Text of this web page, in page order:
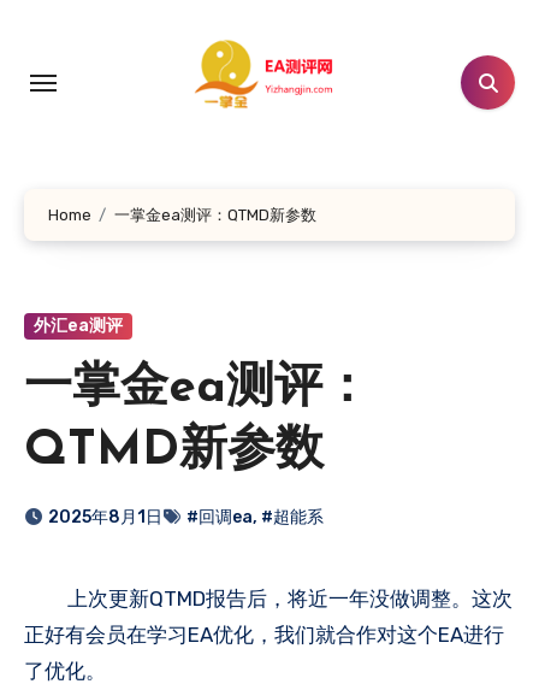
Home 一掌金ea测评：QTMD新参数
外汇ea测评
一掌金ea测评：
QTMD新参数
2025年8月1日 #回调ea, #超能系
上次更新QTMD报告后，将近一年没做调整。这次
正好有会员在学习EA优化，我们就合作对这个EA进行
了优化。